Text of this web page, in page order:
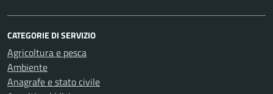
CATEGORIE DI SERVIZIO
Agricoltura e pesca
Ambiente
Anagrafe e stato civile